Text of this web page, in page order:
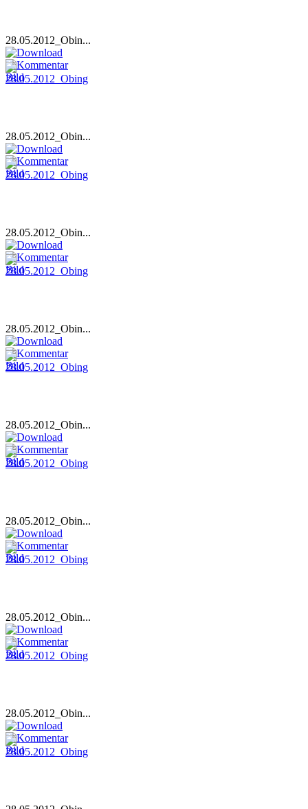
28.05.2012_Obin...
28.05.2012_Obin...
28.05.2012_Obin...
28.05.2012_Obin...
28.05.2012_Obin...
28.05.2012_Obin...
28.05.2012_Obin...
28.05.2012_Obin...